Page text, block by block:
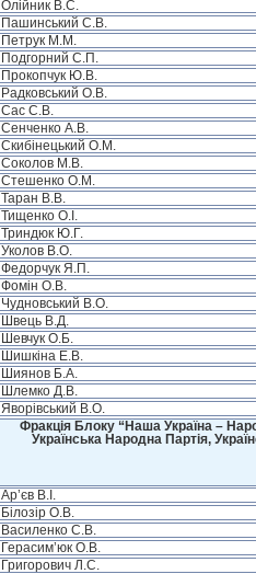
Олійник В.С.
Пашинський С.В.
Петрук М.М.
Подгорний С.П.
Прокопчук Ю.В.
Радковський О.В.
Сас С.В.
Сенченко А.В.
Скибінецький О.М.
Соколов М.В.
Стешенко О.М.
Таран В.В.
Тищенко О.І.
Триндюк Ю.Г.
Уколов В.О.
Федорчук Я.П.
Фомін О.В.
Чудновський В.О.
Швець В.Д.
Шевчук О.Б.
Шишкіна Е.В.
Шиянов Б.А.
Шлемко Д.В.
Яворівський В.О.
Фракція Блоку “Наша Україна –
Українська Народна Партія,
Ар’єв В.І.
Білозір О.В.
Василенко С.В.
Герасим’юк О.В.
Григорович Л.С.